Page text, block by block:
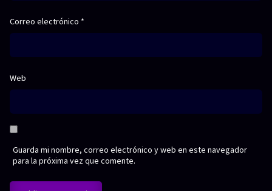
Correo electrónico *
Web
Guarda mi nombre, correo electrónico y web en este navegador
para la próxima vez que comente.